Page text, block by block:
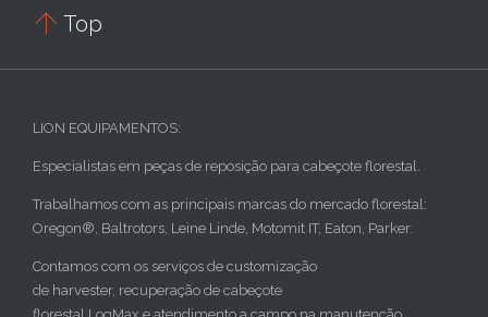
 Top
LION EQUIPAMENTOS:
Especialistas em peças de reposição para cabeçote florestal.
Trabalhamos com as principais marcas do mercado florestal:
Oregon®, Baltrotors, Leine Linde, Motomit IT, Eaton, Parker.
Contamos com os serviços de customização
de harvester, recuperação de cabeçote